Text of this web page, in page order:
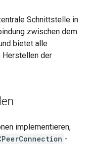
Schnittstelle in
zwischen dem
bietet alle
Herstellen der
implementieren,
-